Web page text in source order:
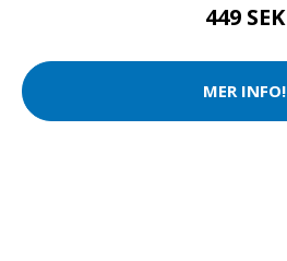
449 SEK
MER INFO!